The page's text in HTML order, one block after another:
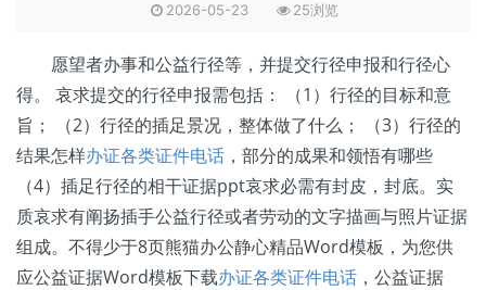
2026-05-23 25浏览
愿望者办事和公益行径等，并提交行径申报和行径心
得。 哀求提交的行径申报需包括： （1）行径的目标和意
旨； （2）行径的插足景况，整体做了什么； （3）行径的
结果怎样办证各类证件电话 ，部分的成果和领悟有哪些
（4）插足行径的相干证据ppt哀求必需有封皮，封底。实
质哀求有阐扬插手公益行径或者劳动的文字描画与照片证据
组成。不得少于8页熊猫办公静心精品Word模板，为您供
应公益证据Word模板下载办证各类证件电话 ，公益证据